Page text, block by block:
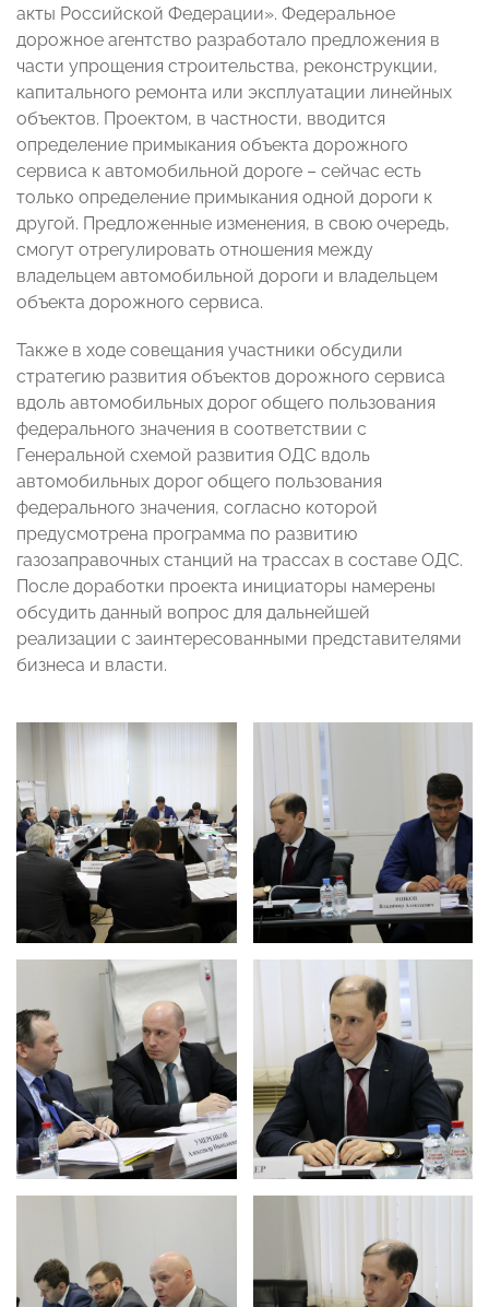
акты Российской Федерации». Федеральное
дорожное агентство разработало предложения в
части упрощения строительства, реконструкции,
капитального ремонта или эксплуатации линейных
объектов. Проектом, в частности, вводится
определение примыкания объекта дорожного
сервиса к автомобильной дороге – сейчас есть
только определение примыкания одной дороги к
другой. Предложенные изменения, в свою очередь,
смогут отрегулировать отношения между
владельцем автомобильной дороги и владельцем
объекта дорожного сервиса.
Также в ходе совещания участники обсудили
стратегию развития объектов дорожного сервиса
вдоль автомобильных дорог общего пользования
федерального значения в соответствии с
Генеральной схемой развития ОДС вдоль
автомобильных дорог общего пользования
федерального значения, согласно которой
предусмотрена программа по развитию
газозаправочных станций на трассах в составе ОДС.
После доработки проекта инициаторы намерены
обсудить данный вопрос для дальнейшей
реализации с заинтересованными представителями
бизнеса и власти.